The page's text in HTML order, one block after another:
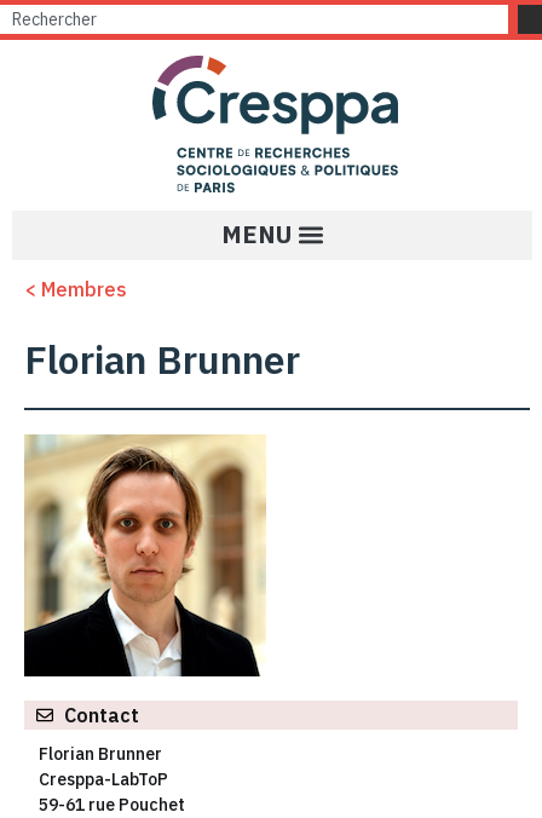
< Membres
Florian Brunner
Contact
Florian Brunner
Cresppa-LabToP
59-61 rue Pouchet